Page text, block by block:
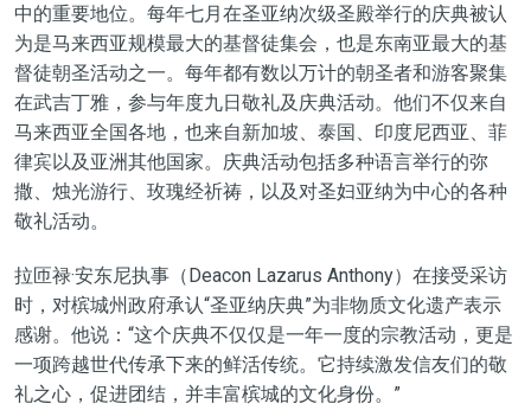
中的重要地位。每年七月在圣亚纳次级圣殿举行的庆典被认
为是马来西亚规模最大的基督徒集会，也是东南亚最大的基
督徒朝圣活动之一。每年都有数以万计的朝圣者和游客聚集
在武吉丁雅，参与年度九日敬礼及庆典活动。他们不仅来自
马来西亚全国各地，也来自新加坡、泰国、印度尼西亚、菲
律宾以及亚洲其他国家。庆典活动包括多种语言举行的弥
撒、烛光游行、玫瑰经祈祷，以及对圣妇亚纳为中心的各种
敬礼活动。
拉匝禄·安东尼执事（Deacon Lazarus Anthony）在接受采访
时，对槟城州政府承认“圣亚纳庆典”为非物质文化遗产表示
感谢。他说：“这个庆典不仅仅是一年一度的宗教活动，更是
一项跨越世代传承下来的鲜活传统。它持续激发信友们的敬
礼之心，促进团结，并丰富槟城的文化身份。”